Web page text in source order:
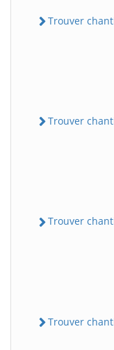
Trouver
Trouver
Trouver
Trouver